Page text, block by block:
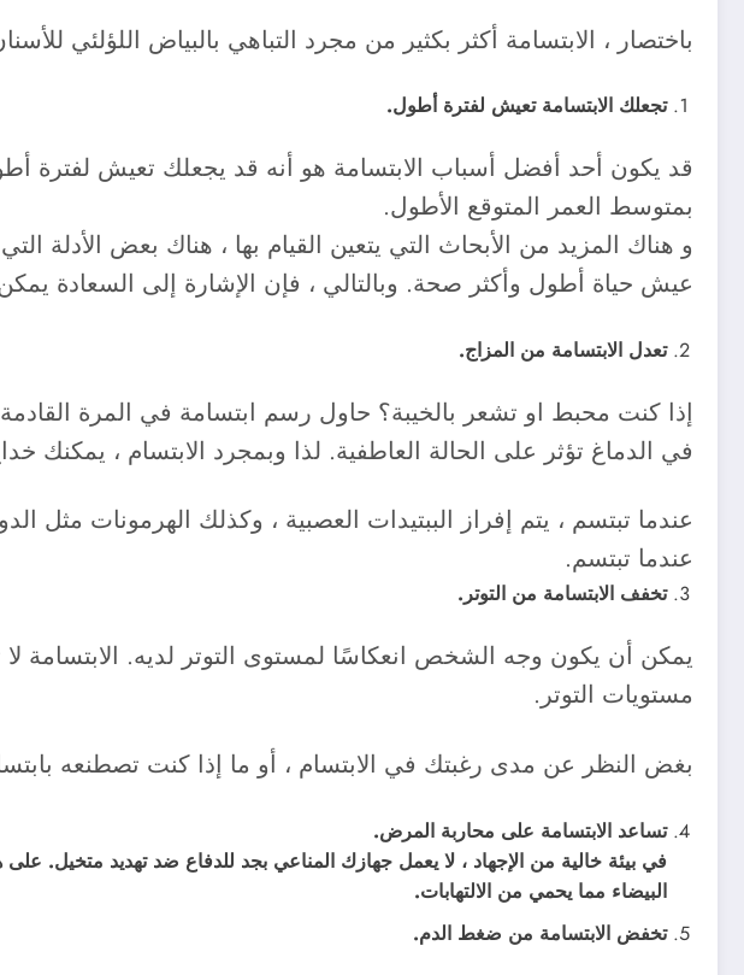
باختصار ، الابتسامة أكثر بكثير من مجرد التباهي بالبياض اللؤلئي
تجعلك الابتسامة تعيش لفترة أطول.
بمتوسط العمر المتوقع الأطول.
و هناك المزيد من الأبحاث التي يتعين القيام بها ، هناك بعض الأدلة
عيش حياة أطول وأكثر صحة. وبالتالي ، فإن الإشارة إلى السعادة
تعدل الابتسامة من المزاج.
إذا كنت محبط او تشعر بالخيبة؟ حاول رسم ابتسامة في المرة
في الدماغ تؤثر على الحالة العاطفية. لذا وبمجرد الابتسام ، يمكنك
عندما تبتسم ، يتم إفراز الببتيدات العصبية ، وكذلك الهرمونات مثل
عندما تبتسم.
تخفف الابتسامة من التوتر.
يمكن أن يكون وجه الشخص انعكاسًا لمستوى التوتر لديه. الابتسامة لا
مستويات التوتر.
بغض النظر عن مدى رغبتك في الابتسام ، أو ما إذا كنت تصطنعه
تساعد الابتسامة على محاربة المرض.
في بيئة خالية من الإجهاد ، لا يعمل جهازك المناعي بجد للدفاع ضد تهديد متخيل.
البيضاء مما يحمي من الالتهابات.
تخفض الابتسامة من ضغط الدم.